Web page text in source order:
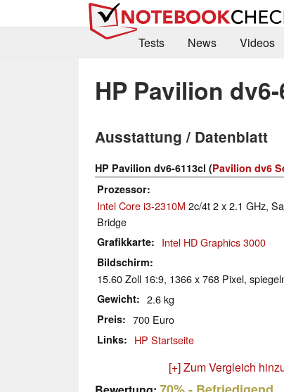
Tests
News Videos
HP Pavilion
Ausstattung / Datenblatt
HP Pavilion dv6-6113cl (Pavilion dv6
Prozessor
Intel Core i3-2310M 2c/4t 2 x 2.1 GHz,
Bridge
Grafikkarte Intel HD Graphics 3000
Bildschirm
15.60 Zoll 16:9, 1366 x 768 Pixel,
Gewicht 2.6 kg
Preis 700 Euro
Links HP Startseite
[+] Zum Vergleich